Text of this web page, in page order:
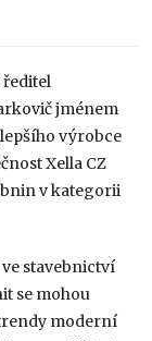
ředitel
jménem
výrobce
Xella CZ
v kategorii
stavebnictví
se mohou
moderní